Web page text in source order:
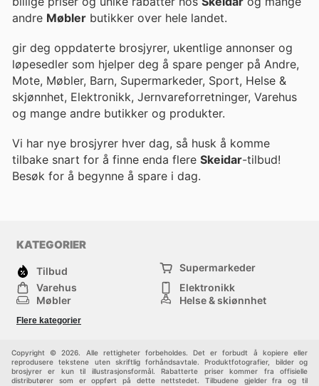
andre Møbler butikker over hele landet.
gir deg oppdaterte brosjyrer, ukentlige annonser og
løpesedler som hjelper deg å spare penger på Andre,
Mote, Møbler, Barn, Supermarkeder, Sport, Helse &
skjønnhet, Elektronikk, Jernvareforretninger, Varehus
og mange andre butikker og produkter.
Vi har nye brosjyrer hver dag, så husk å komme
tilbake snart for å finne enda flere Skeidar-tilbud!
Besøk for å begynne å spare i dag.
KATEGORIER
Tilbud
Supermarkeder
Varehus
Elektronikk
Møbler
Helse & skjønnhet
Sport
Flere kategorier
Copyright © 2026. Alle rettigheter forbeholdes. Det er forbudt å kopiere eller
reprodusere tekstene uten skriftlig forhåndsavtale. Produktfotografier, bilder og
brosjyrer er kun til illustrasjonsformål. Rabatterte priser kommer fra offisielle
distributører som er oppført på dette nettstedet. Tilbudene gjelder fra og til